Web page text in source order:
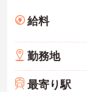
給料
勤務地
最寄り駅